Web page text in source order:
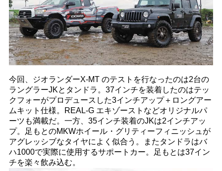
今回、ジオランダーX-MT のテストを行なったのは2台の
ラングラーJKとタンドラ。37インチを装着したのはテッ
クフォーがプロデュースした3インチアップ＋ロングアー
ムキット仕様。REAL-G エキゾーストなどオリジナルパ
ーツも満載だ。一方、35インチ装着のJKは2インチアッ
プ。足もとのMKWホイール・グリティーフィニッシュが
アグレッシブなタイヤによく似合う。またタンドラはバ
ハ1000で実際に使用するサポートカー。足もとは37イン
チを楽々飲み込む。